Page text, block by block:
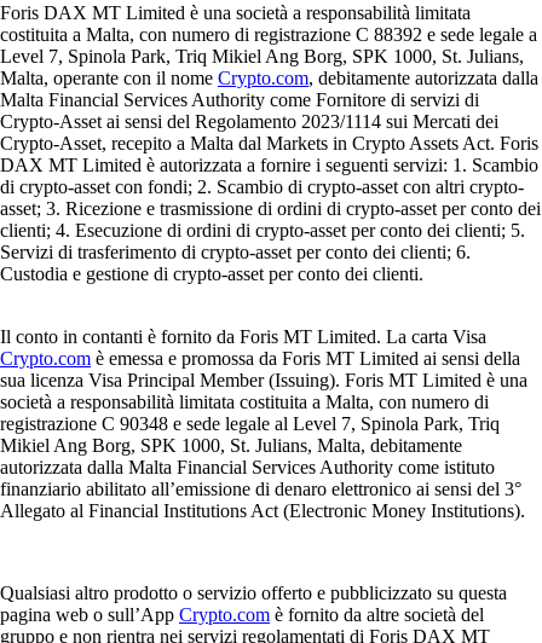
Foris DAX MT Limited è una società a responsabilità limitata
costituita a Malta, con numero di registrazione C 88392 e sede legale a
Level 7, Spinola Park, Triq Mikiel Ang Borg, SPK 1000, St. Julians,
Malta, operante con il nome Crypto.com, debitamente autorizzata dalla
Malta Financial Services Authority come Fornitore di servizi di
Crypto-Asset ai sensi del Regolamento 2023/1114 sui Mercati dei
Crypto-Asset, recepito a Malta dal Markets in Crypto Assets Act. Foris
DAX MT Limited è autorizzata a fornire i seguenti servizi: 1. Scambio
di crypto-asset con fondi; 2. Scambio di crypto-asset con altri crypto-
asset; 3. Ricezione e trasmissione di ordini di crypto-asset per conto dei
clienti; 4. Esecuzione di ordini di crypto-asset per conto dei clienti; 5.
Servizi di trasferimento di crypto-asset per conto dei clienti; 6.
Custodia e gestione di crypto-asset per conto dei clienti.
Il conto in contanti è fornito da Foris MT Limited. La carta Visa
Crypto.com è emessa e promossa da Foris MT Limited ai sensi della
sua licenza Visa Principal Member (Issuing). Foris MT Limited è una
società a responsabilità limitata costituita a Malta, con numero di
registrazione C 90348 e sede legale al Level 7, Spinola Park, Triq
Mikiel Ang Borg, SPK 1000, St. Julians, Malta, debitamente
autorizzata dalla Malta Financial Services Authority come istituto
finanziario abilitato all’emissione di denaro elettronico ai sensi del 3°
Allegato al Financial Institutions Act (Electronic Money Institutions).
Qualsiasi altro prodotto o servizio offerto e pubblicizzato su questa
pagina web o sull’App Crypto.com è fornito da altre società del
gruppo e non rientra nei servizi regolamentati di Foris DAX MT